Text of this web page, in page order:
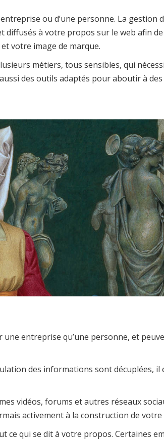
ou d’une personne. La
diffusés à votre propos sur le web afin
et votre image de marque.
métiers, tous sensibles, qui
des outils adaptés pour aboutir à
entreprise qu’une personne, et
des informations sont décuplées,
vidéos, forums et autres réseaux
activement à la construction de
ce qui se dit à votre propos. Certaines